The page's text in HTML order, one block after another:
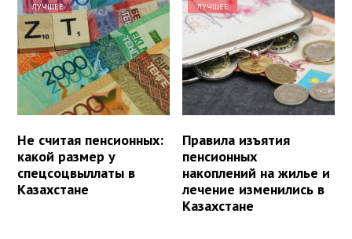
ЛУЧШЕЕ
Не считая пенсионных:
какой размер у
спецсоцвыллаты в
Казахстане
ЛУЧШЕЕ
Правила изъятия
пенсионных
накоплений на жилье и
лечение изменились в
Казахстане